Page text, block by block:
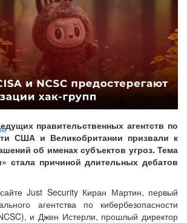
правительственных агентств по
США и Великобритании призвали к
об именах субъектов угроз. Тема
стала причиной длительных дебатов
Just Security Киран Мартин, первый
агентства по кибербезопасности
и Джен Истерли, прошлый директор